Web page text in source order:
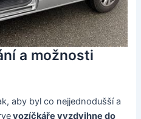
a možnosti
aby byl co nejjednodušší a
vozíčkáře vyzdvihne do